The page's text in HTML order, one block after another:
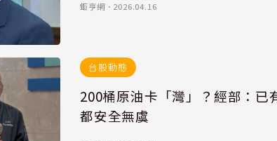
鉅亨網 ． 2026.04.16
台股動態
200桶原油卡「灣」？經部：已
都安全無虞